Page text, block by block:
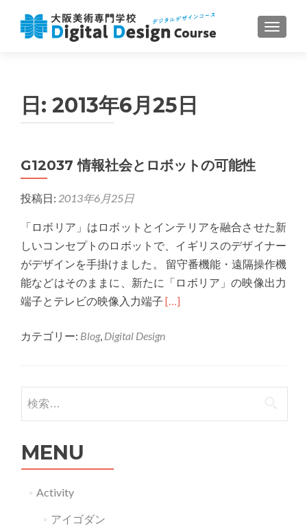
ナビゲ
日: 2013年6月25日
G12037 情報社会とロボットの可能性
投稿日: 2013年6月25日
「ロボリア」はロボットとインテリアを融合させた新
しいコンセプトのロボットで、イギリスのデザイナー
がデザインを手掛けました。 留守番機能・遠隔操作機
能などはそのままに、新たに「ロボリア」の映像出力
端子とテレビの映像入力端子 Read
about
[…]
カテゴリー: Blog, Digital Design
検索:
MENU
Activity
アイゴダン